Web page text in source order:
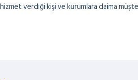
verdiği kişi ve kurumlara daima